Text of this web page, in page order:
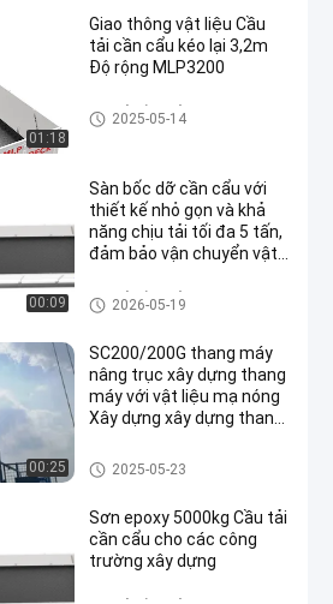
01:18
Giao thông vật liệu Cầu
tải cần cẩu kéo lại 3,2m
Độ rộng MLP3200
Sàn tải cần cẩu
2025-05-14
00:09
Sàn bốc dỡ cần cẩu với
thiết kế nhỏ gọn và khả
năng chịu tải tối đa 5 tấn,
đảm bảo vận chuyển vật
công trường nhiều tầng
Sàn tải cần cẩu
2026-05-19
00:25
SC200/200G thang máy
nâng trục xây dựng thang
máy với vật liệu mạ nóng
Xây dựng xây dựng thang
Thang máy xây dựng
2025-05-23
Sơn epoxy 5000kg Cầu tải
cần cẩu cho các công
trường xây dựng